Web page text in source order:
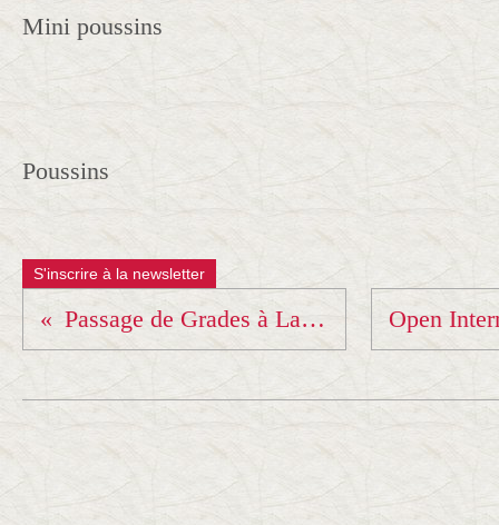
Mini poussins
Poussins
S'inscrire à la newsletter
Passage de Grades à La Mure ce weekend